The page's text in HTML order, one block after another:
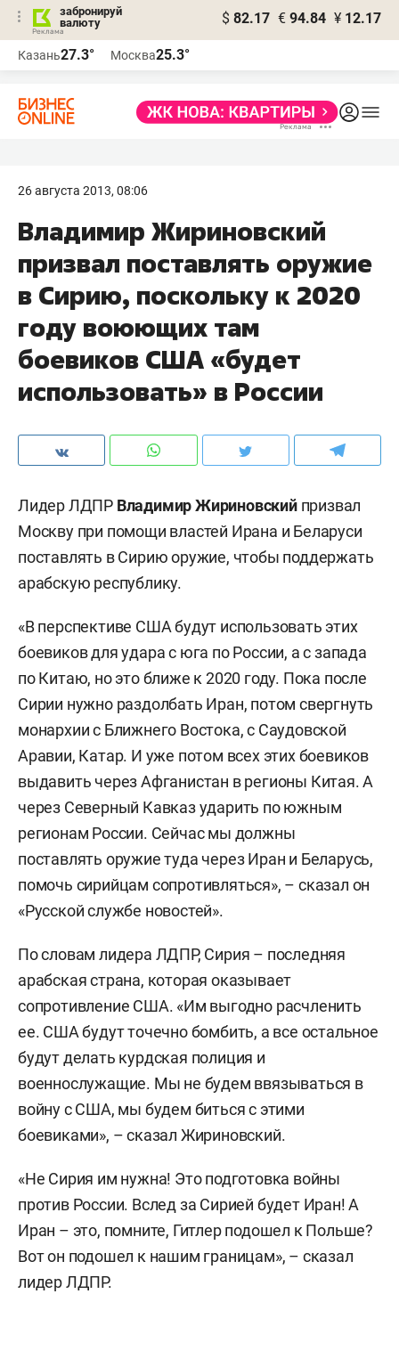
забронируй
валюту
$ 82.17 € 94.84 ¥ 12.17
Казань27.3° Москва25.3°
26 августа 2013, 08:06
Владимир Жириновский
призвал поставлять оружие
в Сирию, поскольку к 2020
году воюющих там
боевиков США «будет
использовать» в России
Лидер ЛДПР Владимир Жириновскийпризвал
Москву при помощи властей Ирана и Беларуси
поставлять в Сирию оружие, чтобы поддержать
арабскую республику.
«В перспективе США будут использовать этих
боевиков для удара с юга по России, а с запада
по Китаю, но это ближе к 2020 году. Пока после
Сирии нужно раздолбать Иран, потом свергнуть
монархии с Ближнего Востока, с Саудовской
Аравии, Катар. И уже потом всех этих боевиков
выдавить через Афганистан в регионы Китая. А
через Северный Кавказ ударить по южным
регионам России. Сейчас мы должны
поставлять оружие туда через Иран и Беларусь,
помочь сирийцам сопротивляться», – сказал он
«Русской службе новостей».
По словам лидера ЛДПР, Сирия – последняя
арабская страна, которая оказывает
сопротивление США. «Им выгодно расчленить
ее. США будут точечно бомбить, а все остальное
будут делать курдская полиция и
военнослужащие. Мы не будем ввязываться в
войну с США, мы будем биться с этими
боевиками», – сказал Жириновский.
«Не Сирия им нужна! Это подготовка войны
против России. Вслед за Сирией будет Иран! А
Иран – это, помните, Гитлер подошел к Польше?
Вот он подошел к нашим границам», – сказал
лидер ЛДПР.